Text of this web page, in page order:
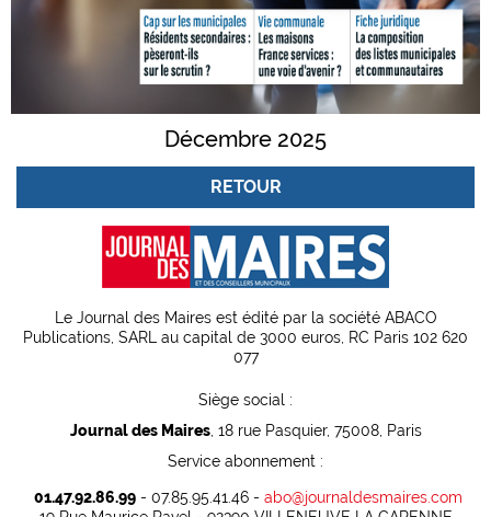
Décembre 2025
RETOUR
Le Journal des Maires est édité par la société ABACO
Publications, SARL au capital de 3000 euros, RC Paris 102 620
077
Siège social :
Journal des Maires, 18 rue Pasquier, 75008, Paris
Service abonnement :
01.47.92.86.99- 07.85.95.41.46 - abo@journaldesmaires.com